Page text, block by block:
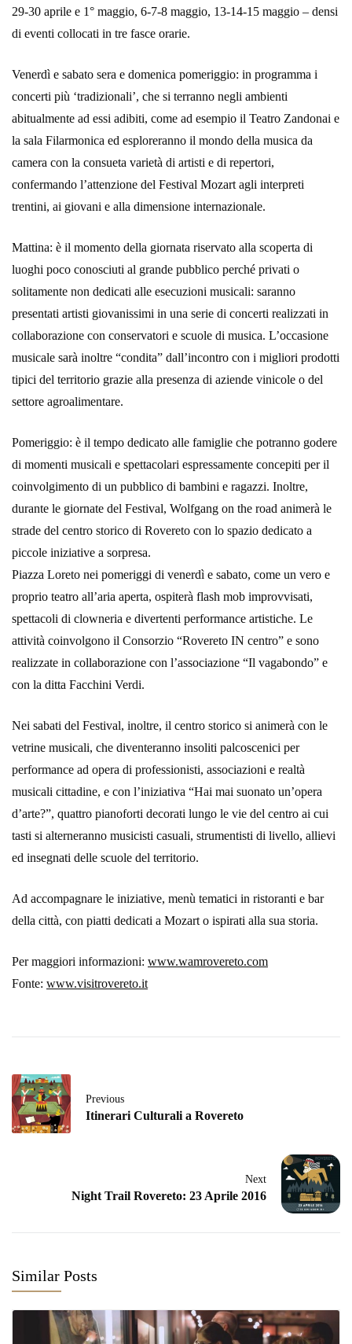
29-30 aprile e 1° maggio, 6-7-8 maggio, 13-14-15 maggio – densi
di eventi collocati in tre fasce orarie.
Venerdì e sabato sera e domenica pomeriggio: in programma i
concerti più ‘tradizionali’, che si terranno negli ambienti
abitualmente ad essi adibiti, come ad esempio il Teatro Zandonai e
la sala Filarmonica ed esploreranno il mondo della musica da
camera con la consueta varietà di artisti e di repertori,
confermando l’attenzione del Festival Mozart agli interpreti
trentini, ai giovani e alla dimensione internazionale.
Mattina: è il momento della giornata riservato alla scoperta di
luoghi poco conosciuti al grande pubblico perché privati o
solitamente non dedicati alle esecuzioni musicali: saranno
presentati artisti giovanissimi in una serie di concerti realizzati in
collaborazione con conservatori e scuole di musica. L’occasione
musicale sarà inoltre “condita” dall’incontro con i migliori prodotti
tipici del territorio grazie alla presenza di aziende vinicole o del
settore agroalimentare.
Pomeriggio: è il tempo dedicato alle famiglie che potranno godere
di momenti musicali e spettacolari espressamente concepiti per il
coinvolgimento di un pubblico di bambini e ragazzi. Inoltre,
durante le giornate del Festival, Wolfgang on the road animerà le
strade del centro storico di Rovereto con lo spazio dedicato a
piccole iniziative a sorpresa.
Piazza Loreto nei pomeriggi di venerdì e sabato, come un vero e
proprio teatro all’aria aperta, ospiterà flash mob improvvisati,
spettacoli di clowneria e divertenti performance artistiche. Le
attività coinvolgono il Consorzio “Rovereto IN centro” e sono
realizzate in collaborazione con l’associazione “Il vagabondo” e
con la ditta Facchini Verdi.
Nei sabati del Festival, inoltre, il centro storico si animerà con le
vetrine musicali, che diventeranno insoliti palcoscenici per
performance ad opera di professionisti, associazioni e realtà
musicali cittadine, e con l’iniziativa “Hai mai suonato un’opera
d’arte?”, quattro pianoforti decorati lungo le vie del centro ai cui
tasti si alterneranno musicisti casuali, strumentisti di livello, allievi
ed insegnati delle scuole del territorio.
Ad accompagnare le iniziative, menù tematici in ristoranti e bar
della città, con piatti dedicati a Mozart o ispirati alla sua storia.
Per maggiori informazioni: www.wamrovereto.com
Fonte: www.visitrovereto.it
Previous
Itinerari Culturali a Rovereto
Next
Night Trail Rovereto: 23 Aprile 2016
Similar Posts